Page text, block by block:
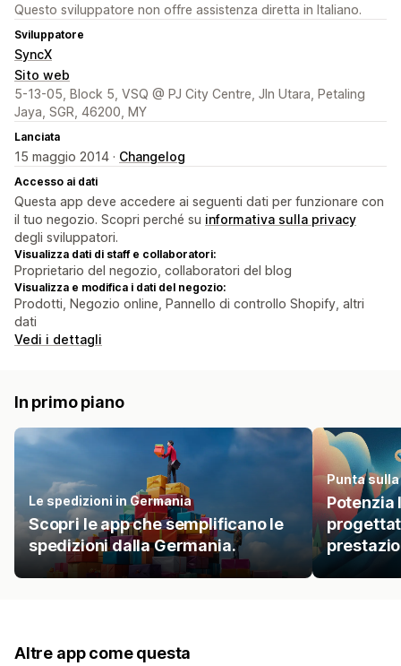
Questo sviluppatore non offre assistenza diretta in Italiano.
Sviluppatore
SyncX
Sito web
5-13-05, Block 5, VSQ @ PJ City Centre, Jln Utara, Petaling
Jaya, SGR, 46200, MY
Lanciata
15 maggio 2014 · Changelog
Accesso ai dati
Questa app deve accedere ai seguenti dati per funzionare con
il tuo negozio. Scopri perché su informativa sulla privacy
degli sviluppatori.
Visualizza dati di staff e collaboratori:
Proprietario del negozio, collaboratori del blog
Visualizza e modifica i dati del negozio:
Prodotti, Negozio online, Pannello di controllo Shopify, altri
dati
Vedi i dettagli
In primo piano
Le spedizioni in Germania
Scopri le app che semplificano le
spedizioni dalla Germania.
Punta
Potenzia
Altre app come questa